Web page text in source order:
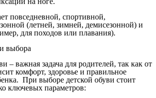
повседневной, спортивной,
(летней, зимней, демисезонной) и
для походов или плавания).
выбора
– важная задача для родителей, так как от
комфорт, здоровье и правильное
При выборе детской обуви стоит
ключевых параметров: